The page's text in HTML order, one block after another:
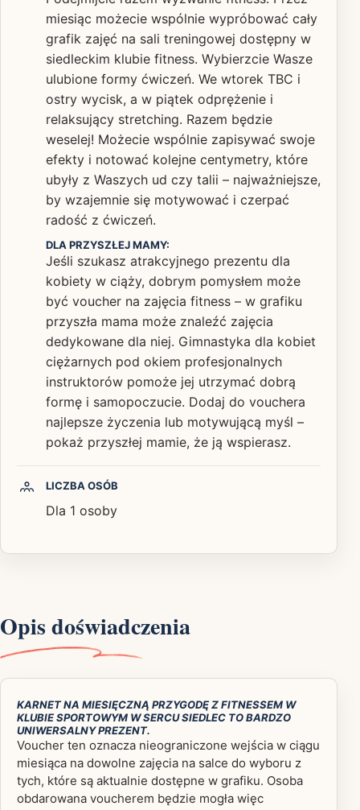
miesiąc możecie wspólnie wypróbować cały
grafik zajęć na sali treningowej dostępny w
siedleckim klubie fitness. Wybierzcie Wasze
ulubione formy ćwiczeń. We wtorek TBC i
ostry wycisk, a w piątek odprężenie i
relaksujący stretching. Razem będzie
weselej! Możecie wspólnie zapisywać swoje
efekty i notować kolejne centymetry, które
ubyły z Waszych ud czy talii – najważniejsze,
by wzajemnie się motywować i czerpać
radość z ćwiczeń.
DLA PRZYSZŁEJ MAMY:
Jeśli szukasz atrakcyjnego prezentu dla
kobiety w ciąży, dobrym pomysłem może
być voucher na zajęcia fitness – w grafiku
przyszła mama może znaleźć zajęcia
dedykowane dla niej. Gimnastyka dla kobiet
ciężarnych pod okiem profesjonalnych
instruktorów pomoże jej utrzymać dobrą
formę i samopoczucie. Dodaj do vouchera
najlepsze życzenia lub motywującą myśl –
pokaż przyszłej mamie, że ją wspierasz.
LICZBA OSÓB
Dla 1 osoby
Opis doświadczenia
KARNET NA MIESIĘCZNĄ PRZYGODĘ Z FITNESSEM W
KLUBIE SPORTOWYM W SERCU SIEDLEC TO BARDZO
UNIWERSALNY PREZENT.
Voucher ten oznacza nieograniczone wejścia w ciągu
miesiąca na dowolne zajęcia na salce do wyboru z
tych, które są aktualnie dostępne w grafiku. Osoba
obdarowana voucherem będzie mogła więc